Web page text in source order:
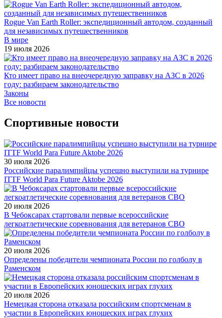
Rogue Van Earth Roller: экспедиционный автодом, созданный
для независимых путешественников
В мире
19 июля 2026
Кто имеет право на внеочередную заправку на АЗС в 2026
году: разбираем законодательство
Законы
Все новости
Спортивные новости
30 июля 2026
Российские паралимпийцы успешно выступили на турнире
ITTF World Para Future Aktobe 2026
20 июля 2026
В Чебоксарах стартовали первые всероссийские
легкоатлетические соревнования для ветеранов СВО
20 июля 2026
Определены победители чемпионата России по голболу в
Раменском
20 июля 2026
Немецкая сторона отказала российским спортсменам в
участии в Европейских юношеских играх глухих